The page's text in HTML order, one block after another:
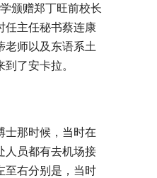
颁赠郑丁旺前校长
任主任秘书蔡连康
老师以及东语系土
了安卡拉。
士那时候，当时在
人员都有去机场接
至右分别是，当时